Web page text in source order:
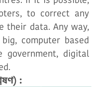
to correct any
their data. Any way,
computer based
government, digital
: